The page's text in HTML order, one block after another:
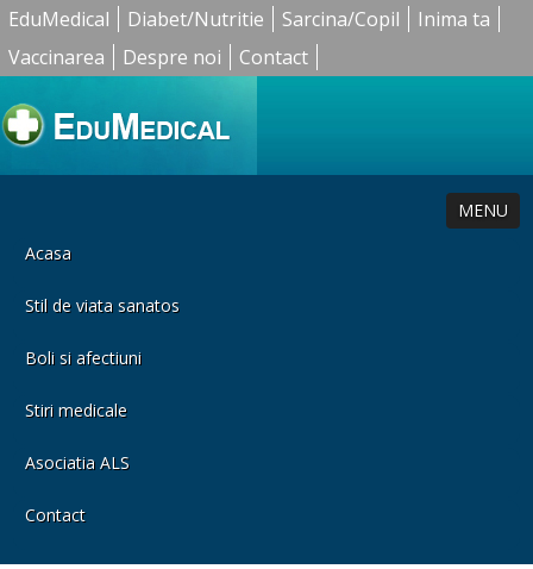
EduMedical Diabet/Nutritie Sarcina/Copil
Inima ta
Vaccinarea
Despre noi Contact
MENU
Acasa
Stil de viata sanatos
Boli si afectiuni
Stiri medicale
Asociatia ALS
Contact